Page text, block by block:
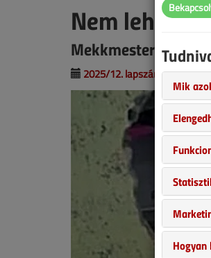
Nem lehet
Mekkmester
2025/12. lapszám|
Mik